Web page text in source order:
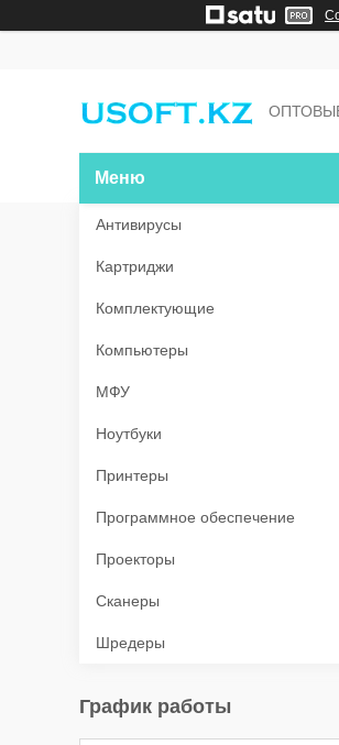
Антивирусы
Картриджи
Комплектующие
Компьютеры
МФУ
Ноутбуки
Принтеры
Программное обеспечение
Проекторы
Сканеры
Шредеры
График работы